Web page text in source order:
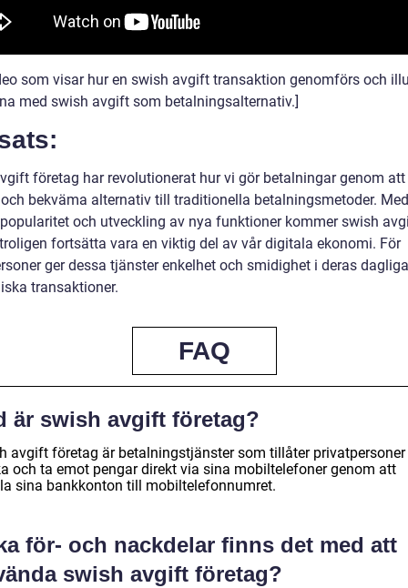
som visar hur en swish avgift transaktion genomförs och
med swish avgift som betalningsalternativ.]
företag har revolutionerat hur vi gör betalningar genom
bekväma alternativ till traditionella betalningsmetoder.
och utveckling av nya funktioner kommer swish
fortsätta vara en viktig del av vår digitala ekonomi. För
ger dessa tjänster enkelhet och smidighet i deras dagliga
transaktioner.
FAQ
är swish avgift företag?
avgift företag är betalningstjänster som tillåter
och ta emot pengar direkt via sina mobiltelefoner genom att
sina bankkonton till mobiltelefonnumret.
för- och nackdelar finns det med att
swish avgift företag?